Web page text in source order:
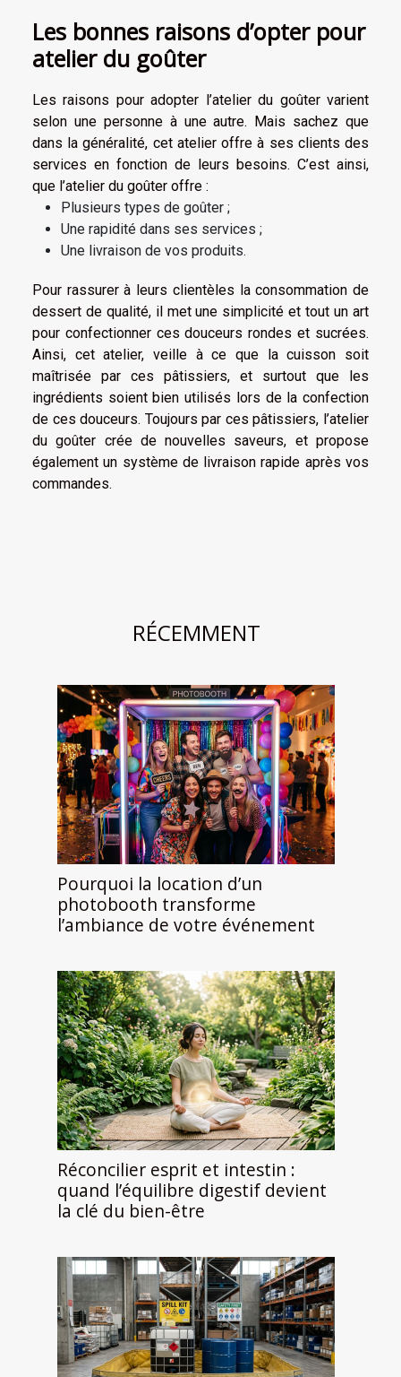
Les bonnes raisons d’opter pour
atelier du goûter
Les raisons pour adopter l’atelier du goûter varient
selon une personne à une autre. Mais sachez que
dans la généralité, cet atelier offre à ses clients des
services en fonction de leurs besoins. C’est ainsi,
que l’atelier du goûter offre :
Plusieurs types de goûter ;
Une rapidité dans ses services ;
Une livraison de vos produits.
Pour rassurer à leurs clientèles la consommation de
dessert de qualité, il met une simplicité et tout un art
pour confectionner ces douceurs rondes et sucrées.
Ainsi, cet atelier, veille à ce que la cuisson soit
maîtrisée par ces pâtissiers, et surtout que les
ingrédients soient bien utilisés lors de la confection
de ces douceurs. Toujours par ces pâtissiers, l’atelier
du goûter crée de nouvelles saveurs, et propose
également un système de livraison rapide après vos
commandes.
RÉCEMMENT
Pourquoi la location d’un
photobooth transforme
l’ambiance de votre événement
Réconcilier esprit et intestin :
quand l’équilibre digestif devient
la clé du bien-être